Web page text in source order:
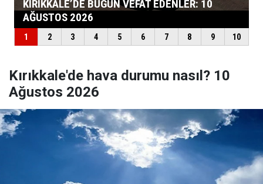
Kırıkkale'de hava durumu nasıl? 10
Ağustos 2026